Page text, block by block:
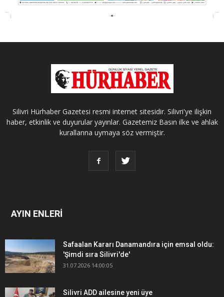
Silivri Hürhaber Gazetesi resmi internet sitesidir. Silivri'ye ilişkin
haber, etkinlik ve duyurular yayınlar. Gazetemiz Basın ilke ve ahlak
kurallarına uymaya söz vermiştir.
AYIN ENLERİ
Safaalan Kararı Danamandıra için emsal oldu:
'Şimdi sıra Silivri'de'
31.07.2026 14:00:05
Silivri ADD ailesine yeni üye